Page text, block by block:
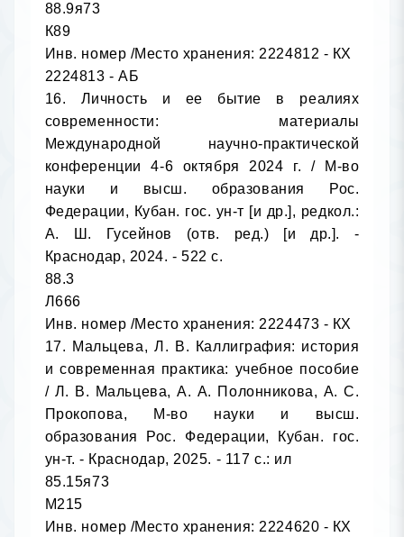
88.9я73
К89
Инв. номер /Место хранения: 2224812 - КХ
2224813 - АБ
16. Личность и ее бытие в реалиях
современности: материалы
Международной научно-практической
конференции 4-6 октября 2024 г. / М-во
науки и высш. образования Рос.
Федерации, Кубан. гос. ун-т [и др.], редкол.:
А. Ш. Гусейнов (отв. ред.) [и др.]. -
Краснодар, 2024. - 522 с.
88.3
Л666
Инв. номер /Место хранения: 2224473 - КХ
17. Мальцева, Л. В. Каллиграфия: история
и современная практика: учебное пособие
/ Л. В. Мальцева, А. А. Полонникова, А. С.
Прокопова, М-во науки и высш.
образования Рос. Федерации, Кубан. гос.
ун-т. - Краснодар, 2025. - 117 с.: ил
85.15я73
М215
Инв. номер /Место хранения: 2224620 - КХ